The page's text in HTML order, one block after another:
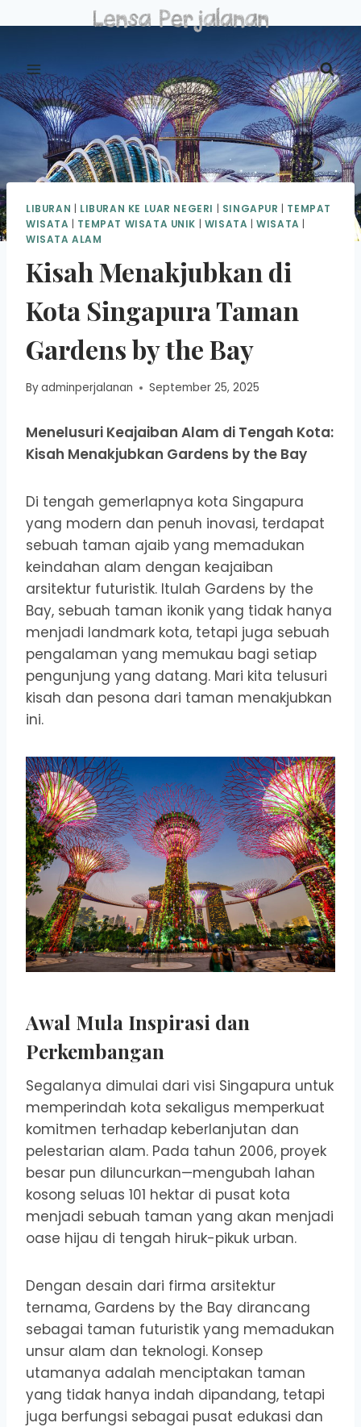
to
LIBURAN | LIBURAN KE LUAR NEGERI | SINGAPUR | TEMPAT
WISATA | TEMPAT WISATA UNIK | WISATA |WISATA |
WISATA ALAM
Kisah Menakjubkan di
Kota Singapura Taman
Gardens by the Bay
Byadminperjalanan September 25, 2025
Menelusuri Keajaiban Alam di Tengah Kota:
Kisah Menakjubkan Gardens by the Bay
Di tengah gemerlapnya kota Singapura
yang modern dan penuh inovasi, terdapat
sebuah taman ajaib yang memadukan
keindahan alam dengan keajaiban
arsitektur futuristik. Itulah Gardens by the
Bay, sebuah taman ikonik yang tidak hanya
menjadi landmark kota, tetapi juga sebuah
pengalaman yang memukau bagi setiap
pengunjung yang datang. Mari kita telusuri
kisah dan pesona dari taman menakjubkan
ini.
Awal Mula Inspirasi dan
Perkembangan
Segalanya dimulai dari visi Singapura untuk
memperindah kota sekaligus memperkuat
komitmen terhadap keberlanjutan dan
pelestarian alam. Pada tahun 2006, proyek
besar pun diluncurkan—mengubah lahan
kosong seluas 101 hektar di pusat kota
menjadi sebuah taman yang akan menjadi
oase hijau di tengah hiruk-pikuk urban.
Dengan desain dari firma arsitektur
ternama, Gardens by the Bay dirancang
sebagai taman futuristik yang memadukan
unsur alam dan teknologi. Konsep
utamanya adalah menciptakan taman
yang tidak hanya indah dipandang, tetapi
juga berfungsi sebagai pusat edukasi dan